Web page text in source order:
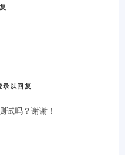
录以回复
试吗？谢谢！